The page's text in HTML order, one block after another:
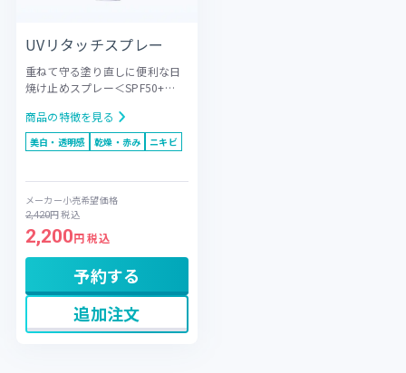
UVリタッチスプレー
重ねて守る塗り直しに便利な日
焼け止めスプレー＜SPF50+
（UVA・UVB）だけでなく、ブ
ルーライトや近赤外線からも肌
を保護する多機能なノンアルコ
整肌成分としてフラーレンなど
を配合。持ち運びに便利なコン
パクトサイズなので、外出先で
も手軽に紫外線対策が可能で
す。メイクの上からでも使いや
すく、日中の塗り直し習慣で紫
外線から肌を優しく守ります。
商品の特徴を見る
美白・透明感 乾燥・赤み ニキビ
メーカー小売希望価格
2,420円税込
2,200円 税込
予約する
追加注文